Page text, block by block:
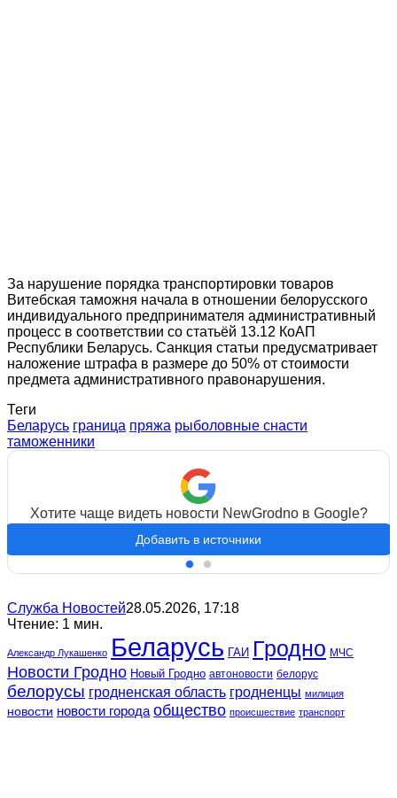
За нарушение порядка транспортировки товаров
Витебская таможня начала в отношении белорусского
индивидуального предпринимателя административный
процесс в соответствии со статьёй 13.12 КоАП
Республики Беларусь. Санкция статьи предусматривает
наложение штрафа в размере до 50% от стоимости
предмета административного правонарушения.
Теги
Беларусь граница пряжа рыболовные снасти
таможенники
Хотите чаще видеть новости NewGrodno в Google?
Добавить в источники
Служба Новостей28.05.2026, 17:18
Чтение: 1 мин.
Александр Лукашенко Беларусь ГАИ Гродно МЧС
Новости Гродно Новый Гродно автоновости белорус
белорусы гродненская область гродненцы милиция
новости новости города общество происшествие транспорт